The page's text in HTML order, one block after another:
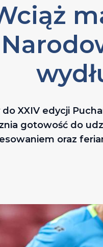
do XXIV edycji
gotowość do
oraz